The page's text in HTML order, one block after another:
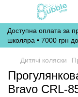
Доступна оплата за
школяра • 7000 грн
Дитячі коляски
Bravo CRL-